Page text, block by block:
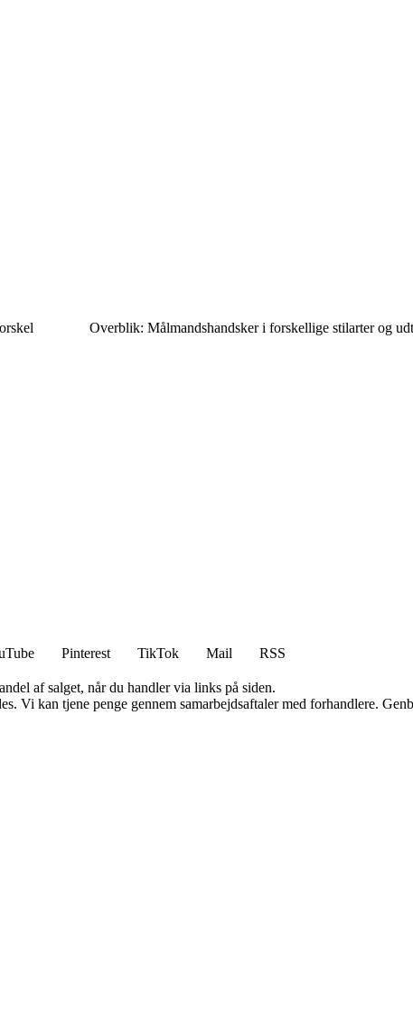
Overblik: Målmandshandsker i forskellige stilarter og
Pinterest TikTok Mail
RSS
af salget, når du handler via links på siden.
Vi kan tjene penge gennem samarbejdsaftaler med forhandlere.